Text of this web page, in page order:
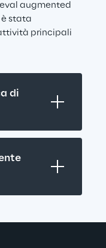
augmented
è stata
principali
di